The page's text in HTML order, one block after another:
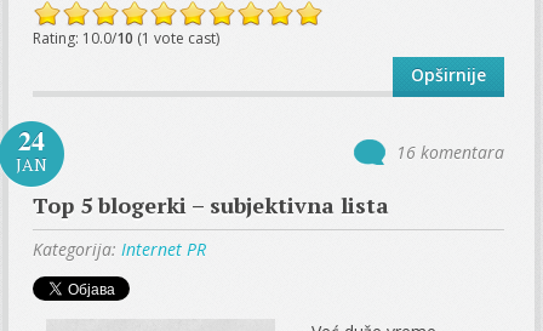
Rating: 10.0/10 (1 vote cast)
Opširnije
24
JAN
16 komentara
Top 5 blogerki – subjektivna lista
Kategorija:Internet PR